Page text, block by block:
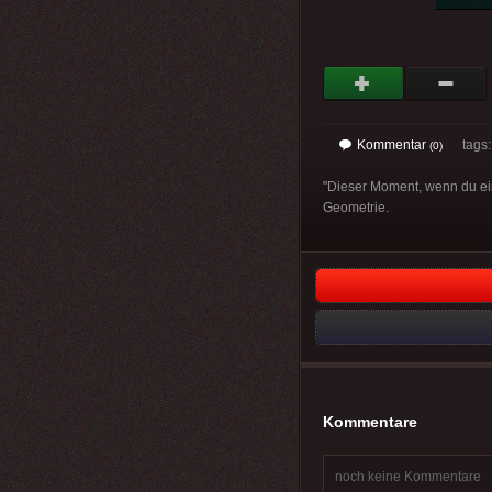
Kommentar (0)
"Dieser Moment, wenn du
Geometrie.
Kommentare
noch keine Kommentare